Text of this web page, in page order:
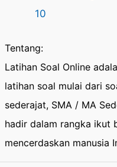
10
Tentang:
Latihan Soal Online
latihan soal mulai dari
sederajat, SMA / MA
hadir dalam rangka ikut
mencerdaskan manusia